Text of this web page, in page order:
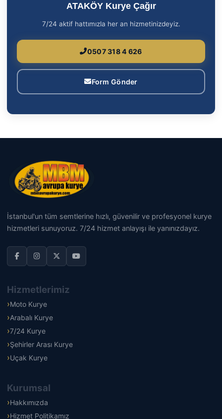
ATAKÖY Kurye Çağır
7/24 aktif hattımızla her an hizmetinizdeyiz.
0507 318 4 626
Form Gönder
İstanbul'un tüm semtlerine hızlı, güvenilir ve profesyonel kurye
hizmetleri sunuyoruz. 7/24 hizmet anlayışı ile yanınızdayız.
Hizmetlerimiz
Moto Kurye
Arabalı Kurye
7/24 Kurye
Şehirler Arası Kurye
Uçak Kurye
Kurumsal
Hakkımızda
Hizmet Politikamız